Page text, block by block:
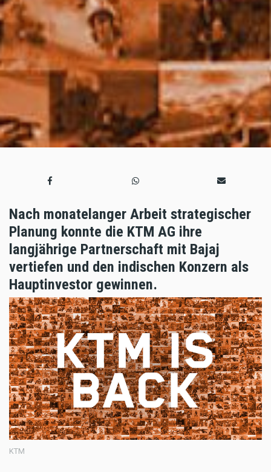
Nach monatelanger Arbeit strategischer
Planung konnte die KTM AG ihre
langjährige Partnerschaft mit Bajaj
vertiefen und den indischen Konzern als
Hauptinvestor gewinnen.
KTM